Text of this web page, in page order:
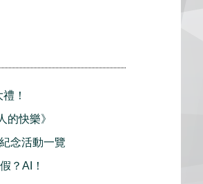
！
的快樂》
念活動一覽
？AI！